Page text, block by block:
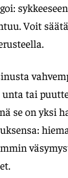
Voit
unta tai
se on yksi